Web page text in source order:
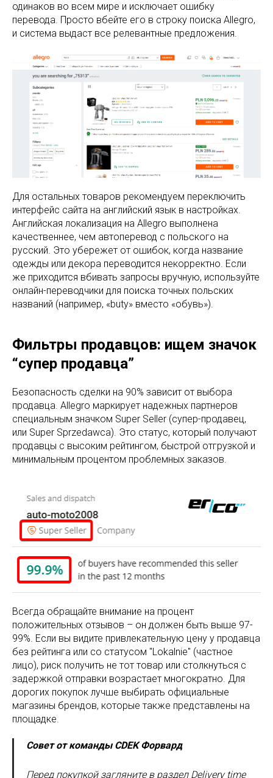
одинаков во всем мире и исключает ошибку
перевода. Просто вбейте его в строку поиска Allegro,
и система выдаст все релевантные предложения.
Для остальных товаров рекомендуем переключить
интерфейс сайта на английский язык в настройках.
Английская локализация на Allegro выполнена
качественнее, чем автоперевод с польского на
русский. Это убережет от ошибок, когда название
одежды или декора переводится некорректно. Если
же приходится вбивать запросы вручную, используйте
онлайн-переводчики для поиска точных польских
названий (например, «buty» вместо «обувь»).
Фильтры продавцов: ищем значок
“супер продавца”
Безопасность сделки на 90% зависит от выбора
продавца. Allegro маркирует надежных партнеров
специальным значком Super Seller (супер-продавец,
или Super Sprzedawca). Это статус, который получают
продавцы с высоким рейтингом, быстрой отгрузкой и
минимальным процентом проблемных заказов.
Всегда обращайте внимание на процент
положительных отзывов – он должен быть выше 97-
99%. Если вы видите привлекательную цену у продавца
без рейтинга или со статусом "Lokalnie" (частное
лицо), риск получить не тот товар или столкнуться с
задержкой отправки возрастает многократно. Для
дорогих покупок лучше выбирать официальные
магазины брендов, которые также представлены на
площадке.
Совет от команды CDEK Форвард
Перед покупкой загляните в раздел Delivery time